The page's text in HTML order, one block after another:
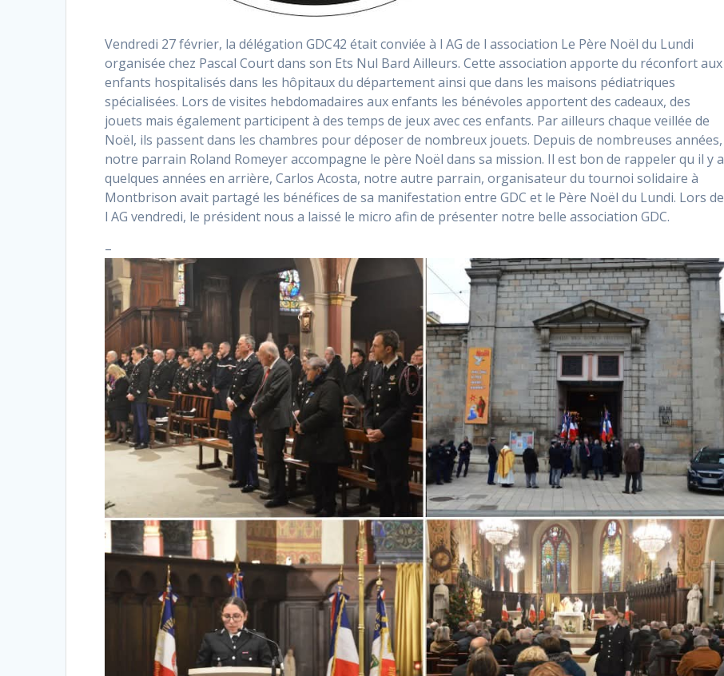
Vendredi 27 février, la délégation GDC42 était conviée à l AG de l association Le Père Noël du Lundi
organisée chez Pascal Court dans son Ets Nul Bard Ailleurs. Cette association apporte du réconfort aux
enfants hospitalisés dans les hôpitaux du département ainsi que dans les maisons pédiatriques
spécialisées. Lors de visites hebdomadaires aux enfants les bénévoles apportent des cadeaux, des
jouets mais également participent à des temps de jeux avec ces enfants. Par ailleurs chaque veillée de
Noël, ils passent dans les chambres pour déposer de nombreux jouets. Depuis de nombreuses années,
notre parrain Roland Romeyer accompagne le père Noël dans sa mission. Il est bon de rappeler qu il y a
quelques années en arrière, Carlos Acosta, notre autre parrain, organisateur du tournoi solidaire à
Montbrison avait partagé les bénéfices de sa manifestation entre GDC et le Père Noël du Lundi. Lors de
l AG vendredi, le président nous a laissé le micro afin de présenter notre belle association GDC.
–